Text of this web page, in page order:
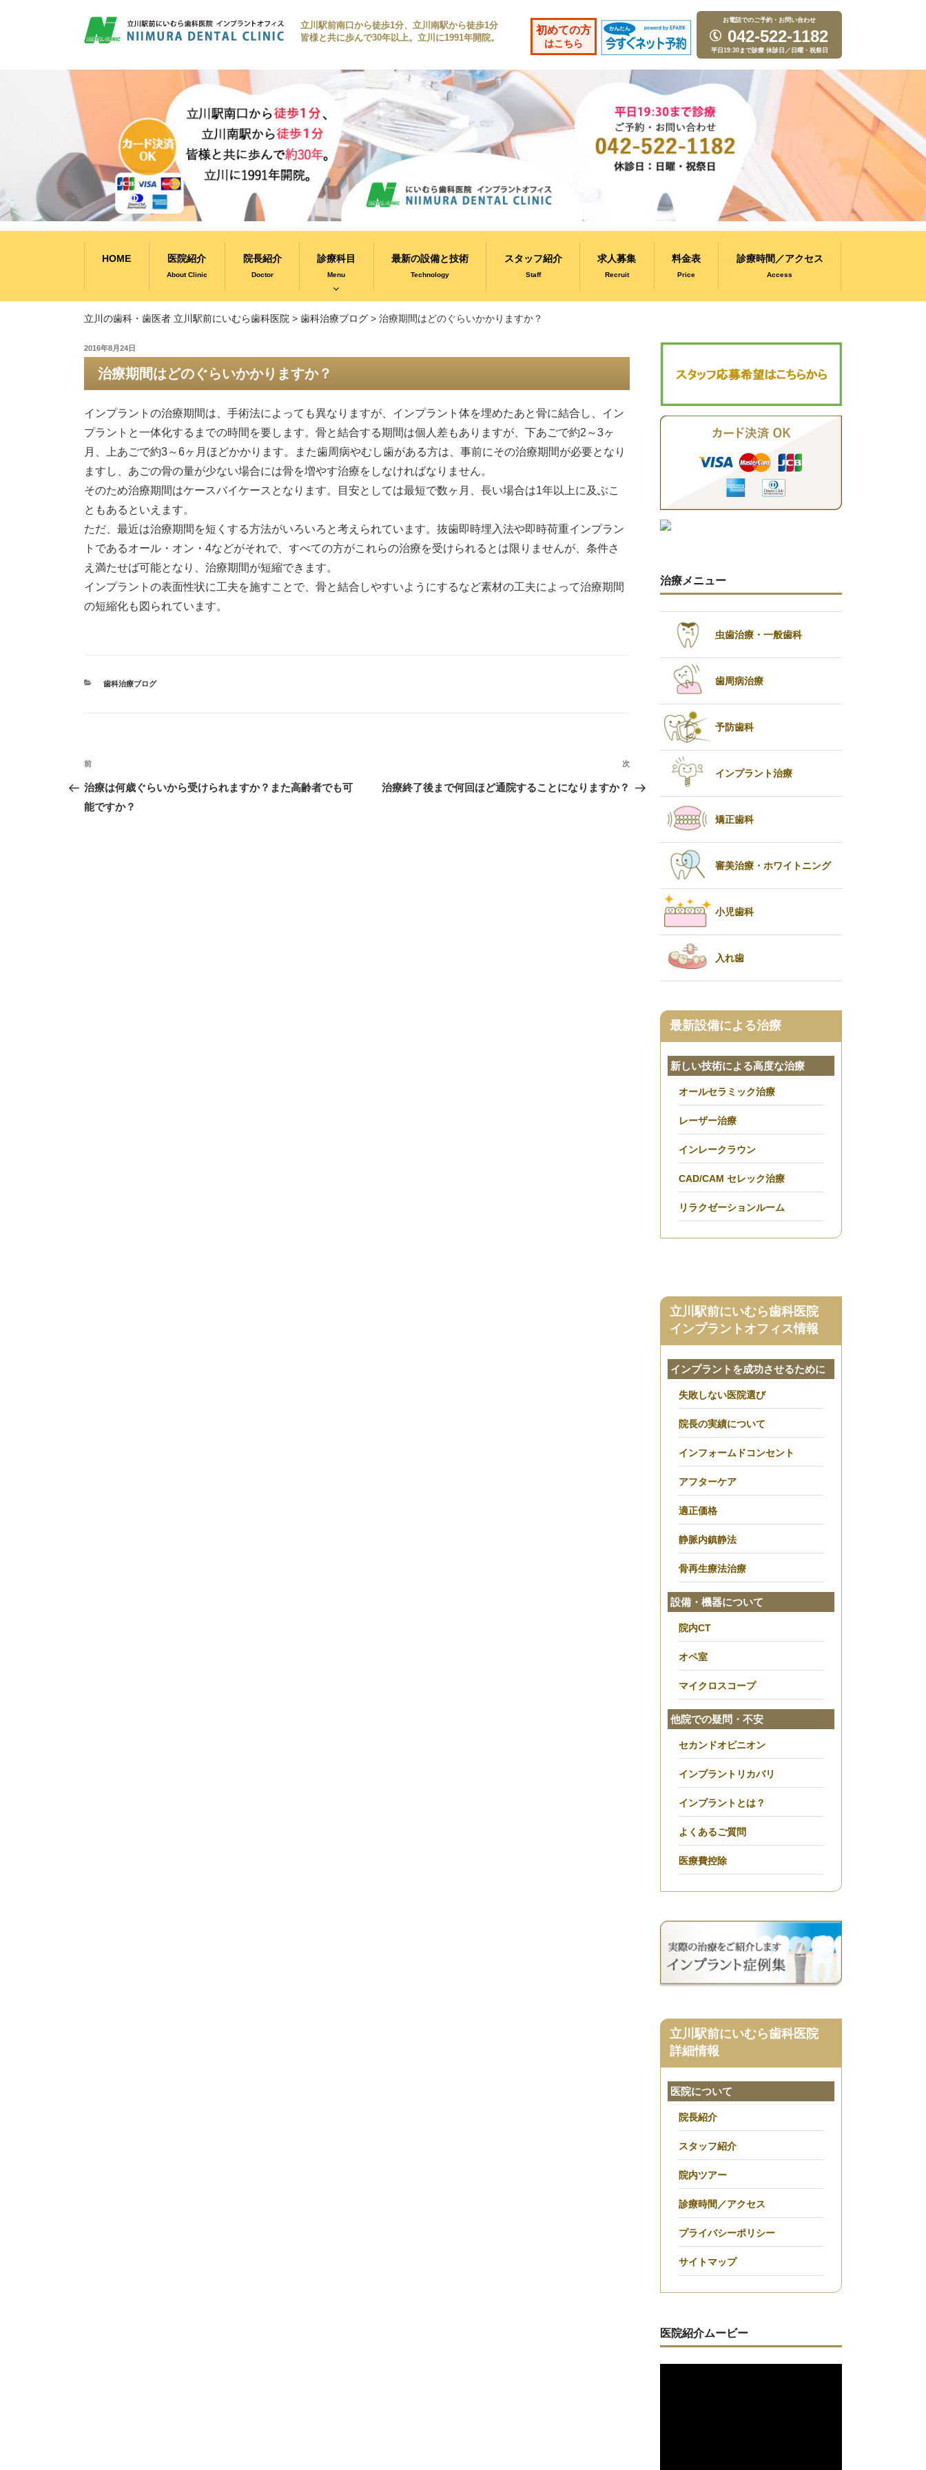
立川駅前南口から徒歩1分、立川南駅から徒歩1分
皆様と共に歩んで30年以上。立川に1991年開院。
初めての方
はこちら
お電話でのご予約・お問い合わせ
042-522-1182
平日19:30まで診療 休診日／日曜・祝祭日
HOME 医院紹介
About Clinic
院長紹介
Doctor
診療科目
Menu
最新の設備と技術
Technology
スタッフ紹介
Staff
求人募集
Recruit
料金表
Price
診療時間／アクセス
Access
立川の歯科・歯医者 立川駅前にいむら歯科医院 > 歯科治療ブログ > 治療期間はどのぐらいかかりますか？
投
2016年8月24日
治療期間はどのぐらいかかりますか？
インプラントの治療期間は、手術法によっても異なりますが、インプラント体を埋めたあと骨に結合し、イン
プラントと一体化するまでの時間を要します。骨と結合する期間は個人差もありますが、下あごで約2～3ヶ
月、上あごで約3～6ヶ月ほどかかります。また歯周病やむし歯がある方は、事前にその治療期間が必要となり
ますし、あごの骨の量が少ない場合には骨を増やす治療をしなければなりません。
そのため治療期間はケースバイケースとなります。目安としては最短で数ヶ月、長い場合は1年以上に及ぶこ
ともあるといえます。
ただ、最近は治療期間を短くする方法がいろいろと考えられています。抜歯即時埋入法や即時荷重インプラン
トであるオール・オン・4などがそれで、すべての方がこれらの治療を受けられるとは限りませんが、条件さ
え満たせば可能となり、治療期間が短縮できます。
インプラントの表面性状に工夫を施すことで、骨と結合しやすいようにするなど素材の工夫によって治療期間
の短縮化も図られています。
カ
歯科治療ブログ
投
稿
ナ
過
去
の
前
治療は何歳ぐらいから受けられますか？また高齢者でも可
能ですか？
の
次
治療終了後まで何回ほど通院することになりますか？
治療メニュー
虫歯治療・一般歯科
歯周病治療
予防歯科
インプラント治療
矯正歯科
審美治療・ホワイトニング
小児歯科
入れ歯
最新設備による治療
新しい技術による高度な治療
オールセラミック治療
レーザー治療
インレークラウン
CAD/CAM セレック治療
リラクゼーションルーム
立川駅前にいむら歯科医院
インプラントオフィス情報
インプラントを成功させるために
失敗しない医院選び
院長の実績について
インフォームドコンセント
アフターケア
適正価格
静脈内鎮静法
骨再生療法治療
設備・機器について
院内CT
オペ室
マイクロスコープ
他院での疑問・不安
セカンドオピニオン
インプラントリカバリ
インプラントとは？
よくあるご質問
医療費控除
立川駅前にいむら歯科医院
詳細情報
医院について
院長紹介
スタッフ紹介
院内ツアー
診療時間／アクセス
プライバシーポリシー
サイトマップ
医院紹介ムービー